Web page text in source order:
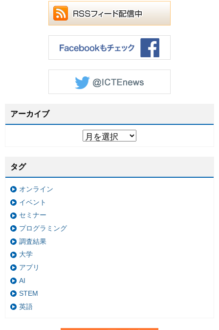
アーカイブ
タグ
オンライン
イベント
セミナー
プログラミング
調査結果
大学
アプリ
AI
STEM
英語